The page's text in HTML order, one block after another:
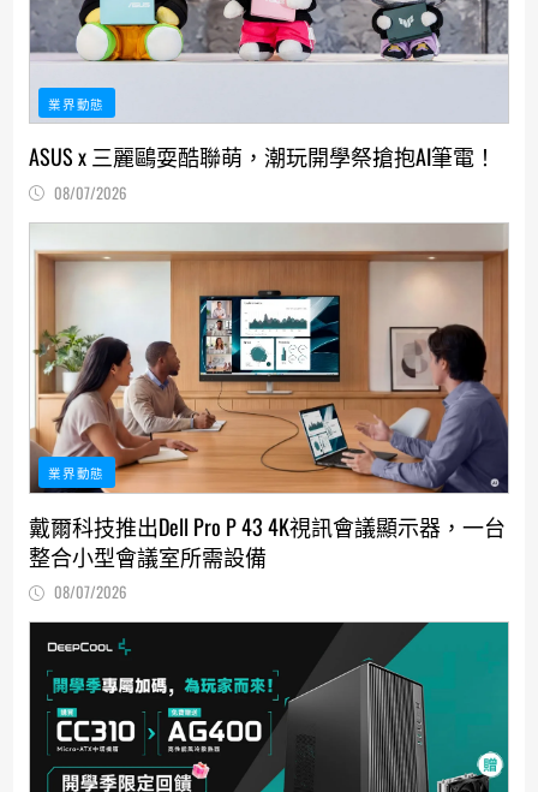
業界動態
ASUS x 三麗鷗耍酷聯萌，潮玩開學祭搶抱AI筆電！
08/07/2026
業界動態
戴爾科技推出Dell Pro P 43 4K視訊會議顯示器，一台
整合小型會議室所需設備
08/07/2026